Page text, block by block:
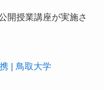
開授業講座が実施さ
| 鳥取大学